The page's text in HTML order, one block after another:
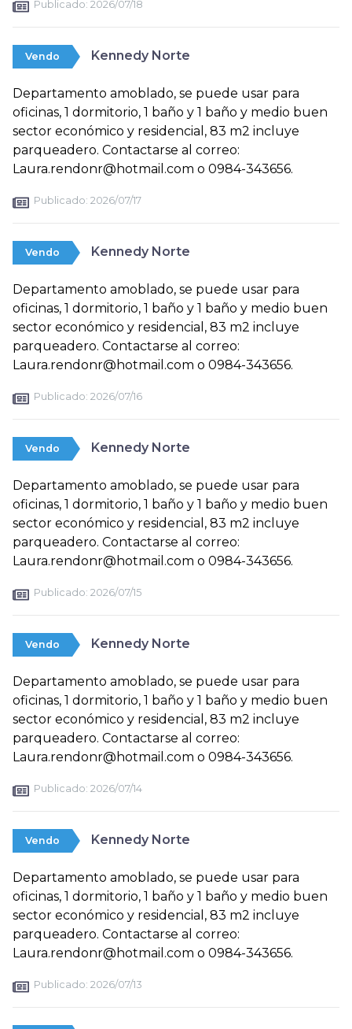
Publicado: 2026/07/18
Vendo Kennedy Norte
Departamento amoblado, se puede usar para
oficinas, 1 dormitorio, 1 baño y 1 baño y medio buen
sector económico y residencial, 83 m2 incluye
parqueadero. Contactarse al correo:
Laura.rendonr@hotmail.com o 0984-343656.
Publicado: 2026/07/17
Vendo Kennedy Norte
Departamento amoblado, se puede usar para
oficinas, 1 dormitorio, 1 baño y 1 baño y medio buen
sector económico y residencial, 83 m2 incluye
parqueadero. Contactarse al correo:
Laura.rendonr@hotmail.com o 0984-343656.
Publicado: 2026/07/16
Vendo Kennedy Norte
Departamento amoblado, se puede usar para
oficinas, 1 dormitorio, 1 baño y 1 baño y medio buen
sector económico y residencial, 83 m2 incluye
parqueadero. Contactarse al correo:
Laura.rendonr@hotmail.com o 0984-343656.
Publicado: 2026/07/15
Vendo Kennedy Norte
Departamento amoblado, se puede usar para
oficinas, 1 dormitorio, 1 baño y 1 baño y medio buen
sector económico y residencial, 83 m2 incluye
parqueadero. Contactarse al correo:
Laura.rendonr@hotmail.com o 0984-343656.
Publicado: 2026/07/14
Vendo Kennedy Norte
Departamento amoblado, se puede usar para
oficinas, 1 dormitorio, 1 baño y 1 baño y medio buen
sector económico y residencial, 83 m2 incluye
parqueadero. Contactarse al correo:
Laura.rendonr@hotmail.com o 0984-343656.
Publicado: 2026/07/13